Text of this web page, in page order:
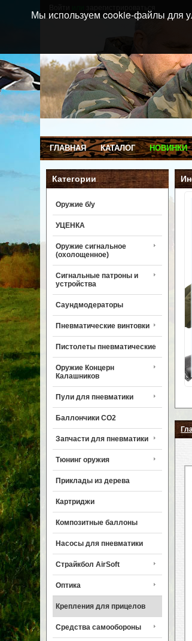
ГЛАВНАЯ КАТАЛОГ НОВИНКИ
Категории
Оружие б/у
УЦЕНКА
Оружие сигнальное
(охолощенное)
Сигнальные патроны и
устройства
Саундмодераторы
Пневматические винтовки
Пистолеты пневматические
Оружие Концерн
Калашников
Пули для пневматики
Баллончики CO2
Запчасти для пневматики
Тюнинг оружия
Приклады из дерева
Картриджи
Композитные баллоны
Насосы для пневматики
Страйкбол AirSoft
Оптика
Крепления для прицелов
Средства самообороны
Мы используем cookie-файлы для